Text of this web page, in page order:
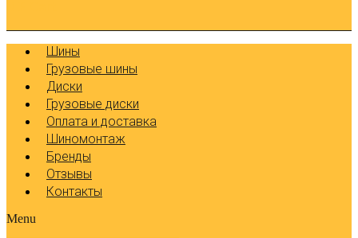
Шины
Грузовые шины
Диски
Грузовые диски
Оплата и доставка
Шиномонтаж
Бренды
Отзывы
Контакты
Menu